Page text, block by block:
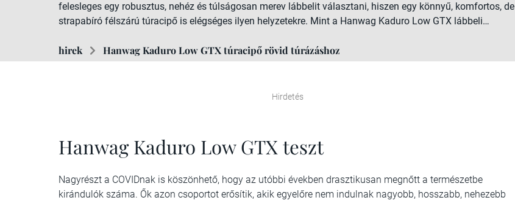
felesleges egy robusztus, nehéz és túlságosan merev lábbelit választani, hiszen egy könnyű, komfortos, de
strapabíró félszárú túracipő is elégséges ilyen helyzetekre. Mint a Hanwag Kaduro Low GTX lábbeli…
hirek Hanwag Kaduro Low GTX túracipő rövid túrázáshoz
Hirdetés
Hanwag Kaduro Low GTX teszt
Nagyrészt a COVIDnak is köszönhető, hogy az utóbbi években drasztikusan megnőtt a természetbe
kirándulók száma. Ők azon csoportot erősítik, akik egyelőre nem indulnak nagyobb, hosszabb, nehezebb